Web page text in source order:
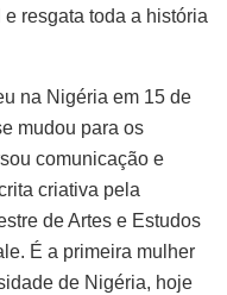
resgata toda a história
na Nigéria em 15 de
mudou para os
comunicação e
criativa pela
de Artes e Estudos
É a primeira mulher
de Nigéria, hoje